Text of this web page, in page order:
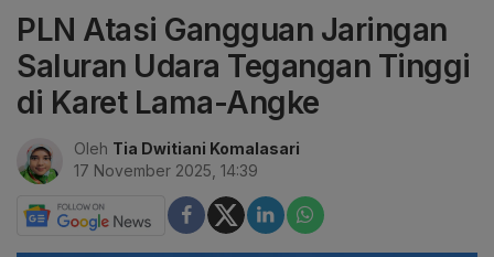
PLN Atasi Gangguan Jaringan
Saluran Udara Tegangan Tinggi
di Karet Lama-Angke
Oleh Tia Dwitiani Komalasari
17 November 2025, 14:39